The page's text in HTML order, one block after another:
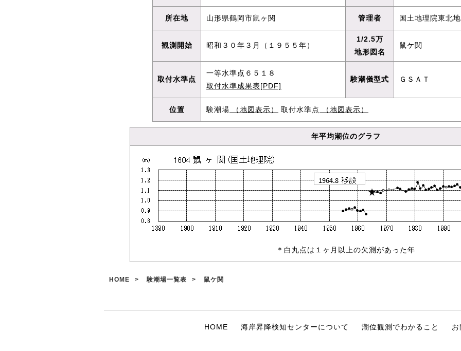
所在地 山形県鶴岡市鼠ヶ関 管理者 国土地理院東北
観測開始 昭和３０年３月（１９５５年）
1/2.5万
地形図名
鼠ケ関
取付水準点
一等水準点６５１８
取付水準成果表[PDF]
験潮儀型式 ＧＳＡＴ
位置 験潮場 （地図表示） 取付水準点 （地図表示）
年平均潮位のグラフ
＊白丸点は１ヶ月以上の欠測があった年
HOME 験潮場一覧表 鼠ケ関
HOME 海岸昇降検知センターについて 潮位観測でわかること